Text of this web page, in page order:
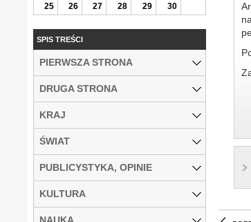
25
26 27 28 29 30
SPIS TREŚCI
PIERWSZA STRONA
DRUGA STRONA
KRAJ
ŚWIAT
PUBLICYSTYKA, OPINIE
KULTURA
NAUKA